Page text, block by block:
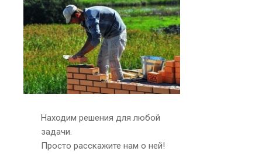
Находим решения для любой
задачи.
Просто расскажите нам о ней!